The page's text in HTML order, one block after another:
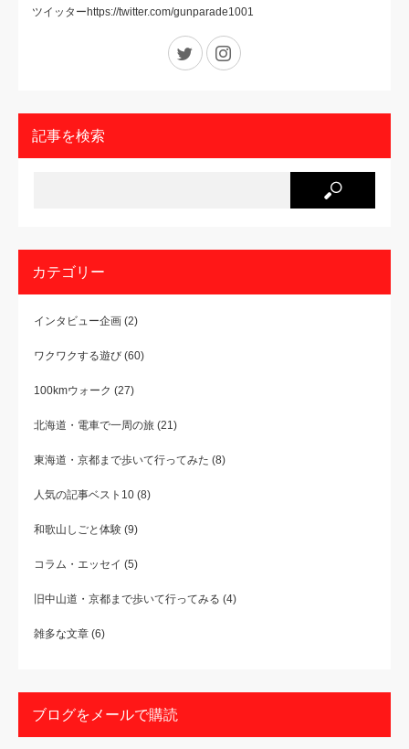
ツイッターhttps://twitter.com/gunparade1001
Twitter
記事を検索
カテゴリー
インタビュー企画 (2)
ワクワクする遊び (60)
100kmウォーク (27)
北海道・電車で一周の旅 (21)
東海道・京都まで歩いて行ってみた (8)
人気の記事ベスト10 (8)
和歌山しごと体験 (9)
コラム・エッセイ (5)
旧中山道・京都まで歩いて行ってみる (4)
雑多な文章 (6)
ブログをメールで購読